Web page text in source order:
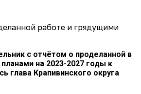
с отчётом о проделанной в
на 2023-2027 годы к
глава Крапивинского округа